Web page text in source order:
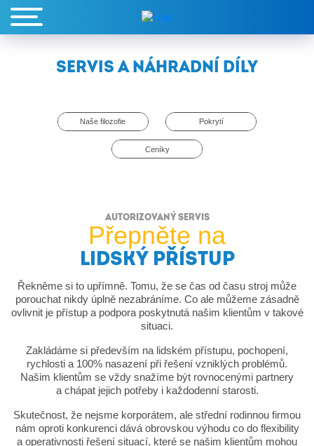
SERVIS A NÁHRADNÍ DÍLY
Naše filozofie Pokrytí
Ceníky
AUTORIZOVANÝ SERVIS
Přepněte na
LIDSKÝ PŘÍSTUP
Řekněme si to upřímně. Tomu, že se čas od času stroj může
porouchat nikdy úplně nezabráníme. Co ale můžeme zásadně
ovlivnit je přístup a podpora poskytnutá našim klientům v takové
situaci.
Zakládáme si především na lidském přístupu, pochopení,
rychlosti a 100% nasazení při řešení vzniklých problémů.
Našim klientům se vždy snažíme být rovnocenými partnery
a chápat jejich potřeby i každodenní starosti.
Skutečnost, že nejsme korporátem, ale střední rodinnou firmou
nám oproti konkurenci dává obrovskou výhodu co do flexibility
a operativnosti řešení situací, které se našim klientům mohou